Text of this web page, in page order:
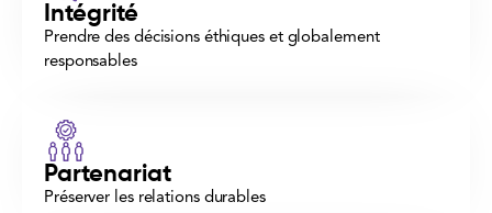
Intégrité
Prendre des décisions éthiques et globalement
responsables
Partenariat
Préserver les relations durables